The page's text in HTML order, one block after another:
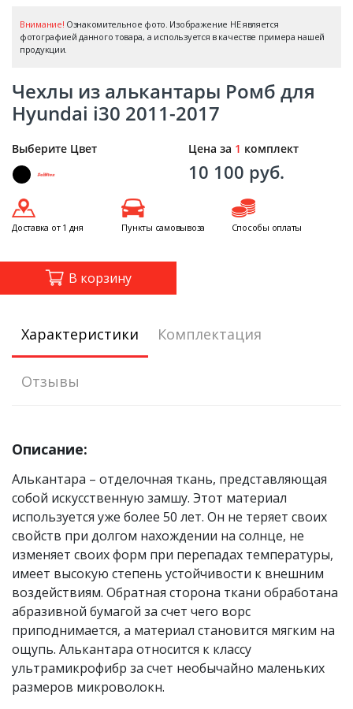
Внимание! Ознакомительное фото. Изображение НЕ является
фотографией данного товара, а используется в качестве примера нашей
продукции.
Чехлы из алькантары Ромб для
Hyundai i30 2011-2017
Выберите Цвет Цена за 1 комплект
10 100 руб.
В корзину
Доставка от 1 дня Пункты самовывоза Способы оплаты
Характеристики Комплектация
Отзывы
Описание:
Алькантара – отделочная ткань, представляющая
собой искусственную замшу. Этот материал
используется уже более 50 лет. Он не теряет своих
свойств при долгом нахождении на солнце, не
изменяет своих форм при перепадах температуры,
имеет высокую степень устойчивости к внешним
воздействиям. Обратная сторона ткани обработана
абразивной бумагой за счет чего ворс
приподнимается, а материал становится мягким на
ощупь. Алькантара относится к классу
ультрамикрофибр за счет необычайно маленьких
размеров микроволокн.